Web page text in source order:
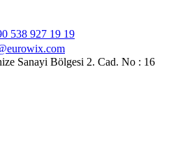
538 927 19 19
Sanayi Bölgesi 2. Cad. No : 16